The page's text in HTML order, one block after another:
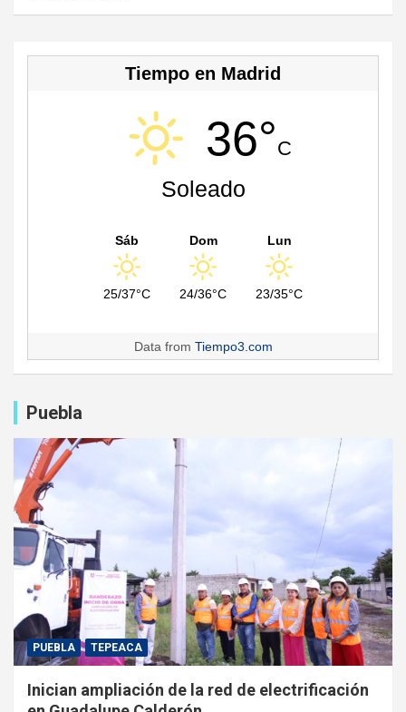
el
Tiempo en Madrid
36°C
Soleado
Sáb
25/37°C
Dom
24/36°C
Lun
23/35°C
Data from Tiempo3.com
Puebla
PUEBLA TEPEACA
Inician ampliación de la red de electrificación